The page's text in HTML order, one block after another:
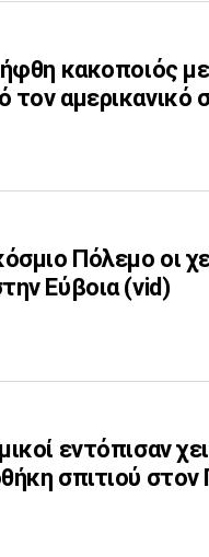
κακοποιός
τον αμερικανικό
Πόλεμο οι
Εύβοια (vid)
εντόπισαν
σπιτιού